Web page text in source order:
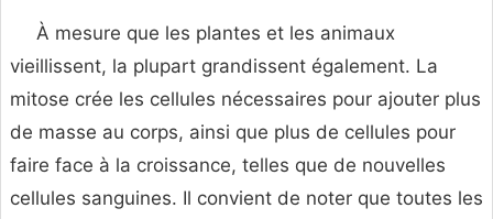
À mesure que les plantes et les animaux
vieillissent, la plupart grandissent également. La
mitose crée les cellules nécessaires pour ajouter plus
de masse au corps, ainsi que plus de cellules pour
faire face à la croissance, telles que de nouvelles
cellules sanguines. Il convient de noter que toutes les